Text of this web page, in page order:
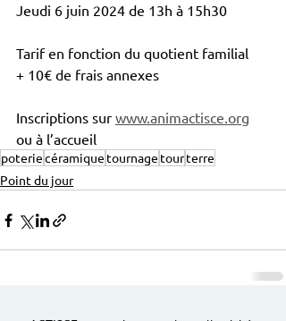
Jeudi 6 juin 2024 de 13h à 15h30
Tarif en fonction du quotient familial
+ 10€ de frais annexes
Inscriptions sur www.animactisce.org
ou à l’accueil
poteriecéramique tournage tourterre
Point du jour